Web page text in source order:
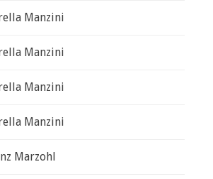
Manzini
Manzini
Manzini
Manzini
Marzohl